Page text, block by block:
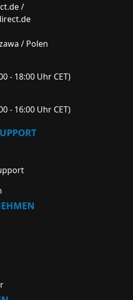
/
/ Polen
- 18:00 Uhr CET)
- 16:00 Uhr CET)